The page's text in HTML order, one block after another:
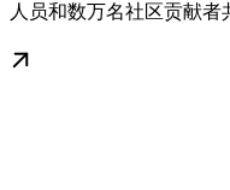
人员和数万名社区贡献者